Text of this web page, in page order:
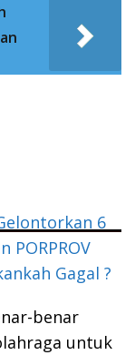
6
PORPROV
Gagal ?
benar
untuk